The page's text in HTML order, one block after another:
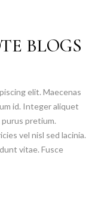
BLOGS
elit. Maecenas
id. Integer aliquet
pretium.
vel nisl sed lacinia.
vitae. Fusce